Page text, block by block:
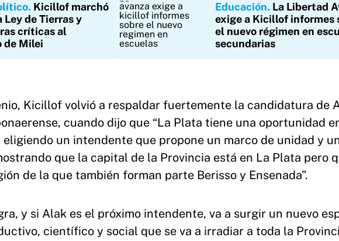
Kicillof marchó
Ley de Tierras y
críticas al
de Milei
Educación La Libertad
exige a Kicillof informes
el nuevo régimen en
secundarias
Kicillof volvió a respaldar fuertemente la candidatura de
cuando dijo que “La Plata tiene una oportunidad
un intendente que propone un marco de unidad y
que la capital de la Provincia está en La Plata pero
de la que también forman parte Berisso y Ensenada”.
y si Alak es el próximo intendente, va a surgir un nuevo
científico y social que se va a irradiar a toda la